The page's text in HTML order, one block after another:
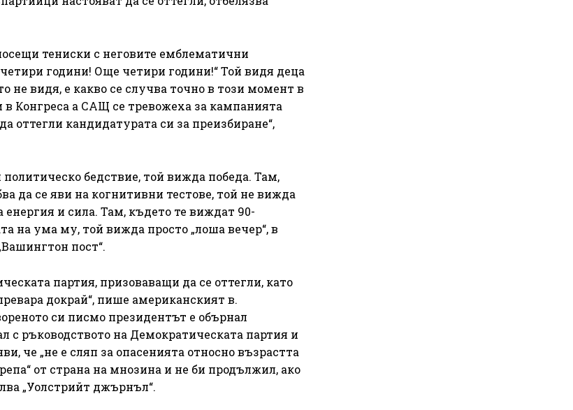
тениски с неговите емблематични
години! Още четири години!“ Той видя деца
не видя, е какво се случва точно в този момент в
в Конгреса а САЩ се тревожеха за кампанията
оттегли кандидатурата си за преизбиране“,
бедствие, той вижда победа. Там,
да се яви на когнитивни тестове, той не вижда
и сила. Там, където те виждат 90-
на ума му, той вижда просто „лоша вечер“, в
пост“.
партия, призоваващи да се оттегли, като
докрай“, пише американският в.
си писмо президентът е обърнал
с ръководството на Демократическата партия и
че „не е сляп за опасенията относно възрастта
от страна на мнозина и не би продължил, ако
„Уолстрийт джърнъл“.